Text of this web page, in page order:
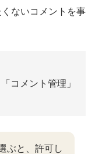
ないコメントを事
コメント管理」
ぶと、許可し